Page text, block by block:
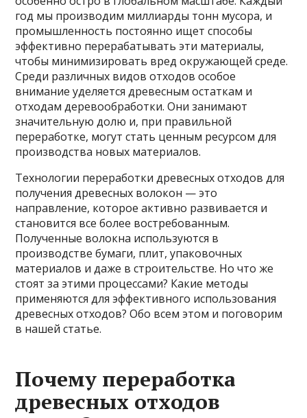
год мы производим миллиарды тонн мусора, и
промышленность постоянно ищет способы
эффективно перерабатывать эти материалы,
чтобы минимизировать вред окружающей среде.
Среди различных видов отходов особое
внимание уделяется древесным остаткам и
отходам деревообработки. Они занимают
значительную долю и, при правильной
переработке, могут стать ценным ресурсом для
производства новых материалов.
Технологии переработки древесных отходов для
получения древесных волокон — это
направление, которое активно развивается и
становится все более востребованным.
Полученные волокна используются в
производстве бумаги, плит, упаковочных
материалов и даже в строительстве. Но что же
стоят за этими процессами? Какие методы
применяются для эффективного использования
древесных отходов? Обо всем этом и поговорим
в нашей статье.
Почему переработка
древесных отходов